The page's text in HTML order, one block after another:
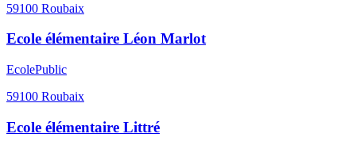
59100 Roubaix
Ecole élémentaire Léon Marlot
EcolePublic
59100 Roubaix
Ecole élémentaire Littré